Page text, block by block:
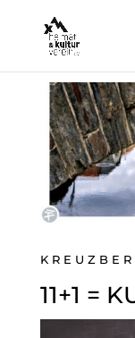
K R E U Z B E
11+1 =